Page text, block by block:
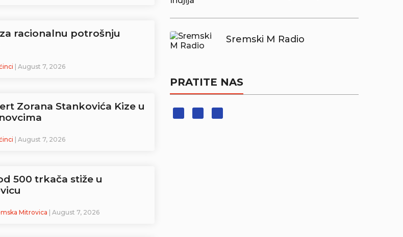
racionalnu potrošnju
| August 7, 2026
Zorana Stankovića Kize u
| August 7, 2026
500 trkača stiže u
Mitrovica | August 7, 2026
Sremski M Radio
PRATITE NAS